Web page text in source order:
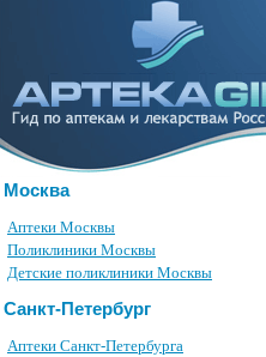
Москва
Аптеки Москвы
Поликлиники Москвы
Детские поликлиники Москвы
Санкт-Петербург
Аптеки Санкт-Петербурга